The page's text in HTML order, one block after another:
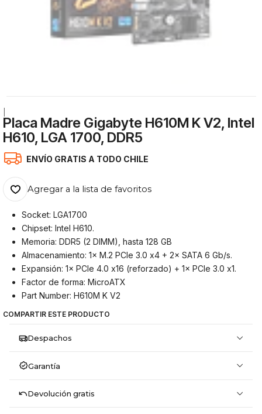
Placa Madre Gigabyte H610M K V2, Intel
H610, LGA 1700, DDR5
ENVÍO GRATIS A TODO CHILE
Agregar a la lista de favoritos
Socket: LGA1700
Chipset: Intel H610.
Memoria: DDR5 (2 DIMM), hasta 128 GB
Almacenamiento: 1× M.2 PCIe 3.0 x4 + 2× SATA 6 Gb/s.
Expansión: 1× PCIe 4.0 x16 (reforzado) + 1× PCIe 3.0 x1.
Factor de forma: MicroATX
Part Number: H610M K V2
COMPARTIR ESTE PRODUCTO
Despachos
Garantía
Devolución gratis